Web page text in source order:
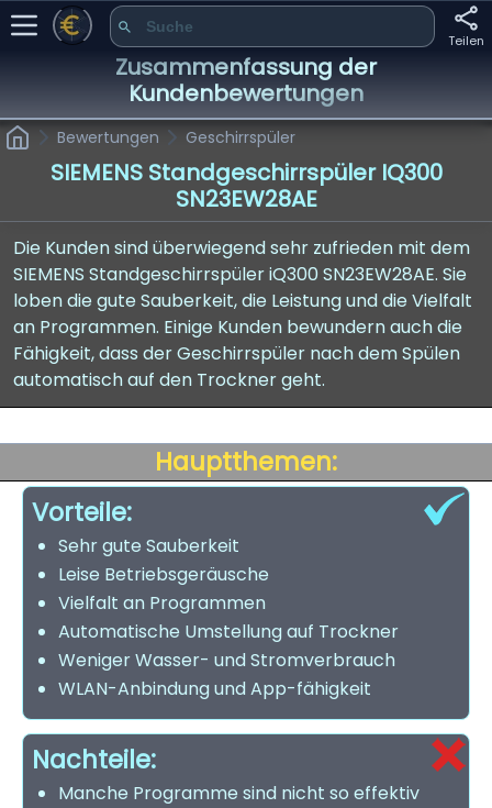
Teilen
Zusammenfassung der
Kundenbewertungen
Bewertungen Geschirrspüler
SIEMENS Standgeschirrspüler IQ300
SN23EW28AE
Die Kunden sind überwiegend sehr zufrieden mit dem
SIEMENS Standgeschirrspüler iQ300 SN23EW28AE. Sie
loben die gute Sauberkeit, die Leistung und die Vielfalt
an Programmen. Einige Kunden bewundern auch die
Fähigkeit, dass der Geschirrspüler nach dem Spülen
automatisch auf den Trockner geht.
Hauptthemen:
Vorteile:
Sehr gute Sauberkeit
Leise Betriebsgeräusche
Vielfalt an Programmen
Automatische Umstellung auf Trockner
Weniger Wasser- und Stromverbrauch
WLAN-Anbindung und App-fähigkeit
Nachteile:
Manche Programme sind nicht so effektiv